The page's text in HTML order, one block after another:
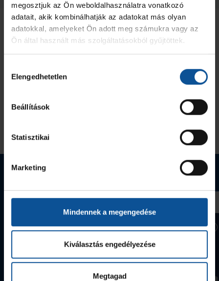
megosztjuk az Ön weboldalhasználatra vonatkozó
adatait, akik kombinálhatják az adatokat más olyan
adatokkal, amelyeket Ön adott meg számukra vagy az
Ön által használt más szolgáltatásokból gyűjtöttek.
kiválasztása
Elengedhetetlen
Beállítások
Statisztikai
Marketing
Mindennek a megengedése
Kiválasztás engedélyezése
Megtagad
Webshop termékek